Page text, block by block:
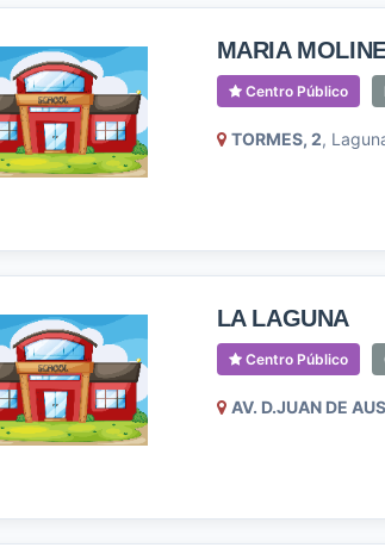
MARIA
Centro Público
TORMES, 2,
LA LAGUNA
Centro Público
AV. D.JUAN DE